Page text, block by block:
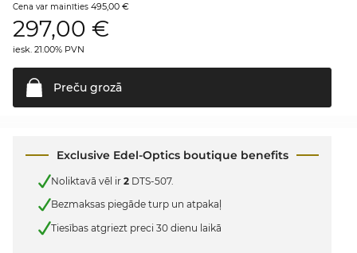
Cena var mainīties 495,00 €
297,00 €
iesk. 21.00% PVN
Preču grozā
Exclusive Edel-Optics boutique benefits
Noliktavā vēl ir 2 DTS-507.
Bezmaksas piegāde turp un atpakaļ
Tiesības atgriezt preci 30 dienu laikā